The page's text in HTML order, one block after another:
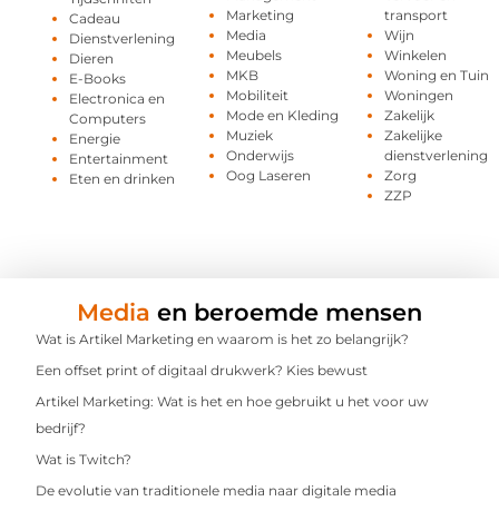
Cadeau
Dienstverlening
Dieren
E-Books
Electronica en
Computers
Energie
Entertainment
Eten en drinken
Marketing
Media
Meubels
MKB
Mobiliteit
Mode en Kleding
Muziek
Onderwijs
Oog Laseren
transport
Wijn
Winkelen
Woning en Tuin
Woningen
Zakelijk
Zakelijke
dienstverlening
Zorg
ZZP
Media en beroemde mensen
Wat is Artikel Marketing en waarom is het zo belangrijk?
Een offset print of digitaal drukwerk? Kies bewust
Artikel Marketing: Wat is het en hoe gebruikt u het voor uw
bedrijf?
Wat is Twitch?
De evolutie van traditionele media naar digitale media